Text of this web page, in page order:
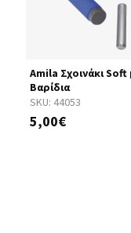
SKU: 44053
Amila Σχοινάκι Soft
Βαρίδια
5,00€